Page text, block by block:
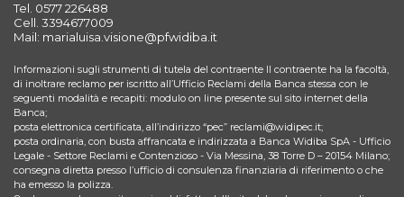
Tel. 0577 226488
Cell. 3394677009
Mail: marialuisa.visione@pfwidiba.it
Informazioni sugli strumenti di tutela del contraente Il contraente ha la facoltà,
di inoltrare reclamo per iscritto all’Ufficio Reclami della Banca stessa con le
seguenti modalità e recapiti: modulo on line presente sul sito internet della
Banca;
posta elettronica certificata, all’indirizzo “pec” reclami@widipec.it;
posta ordinaria, con busta affrancata e indirizzata a Banca Widiba SpA - Ufficio
Legale - Settore Reclami e Contenzioso - Via Messina, 38 Torre D – 20154 Milano;
consegna diretta presso l’ufficio di consulenza finanziaria di riferimento o che
ha emesso la polizza.